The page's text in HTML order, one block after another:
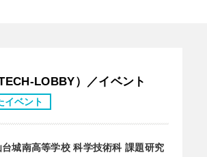
LOBBY）／イベント
イベント
城南高等学校 科学技術科 課題研究